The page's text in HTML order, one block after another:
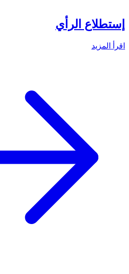
إستطلاع الرأي
اقرأ المزيد